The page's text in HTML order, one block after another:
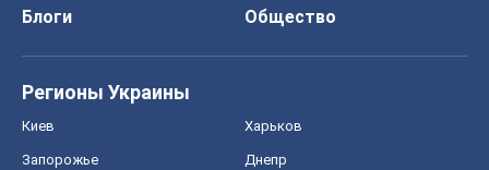
Блоги
Общество
Регионы Украины
Киев Харьков
Запорожье Днепр